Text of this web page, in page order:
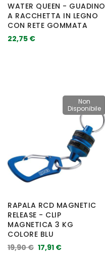
WATER QUEEN - GUADINO
A RACCHETTA IN LEGNO
CON RETE GOMMATA
22,75 €
Non
Disponibile
RAPALA RCD MAGNETIC
RELEASE - CLIP
MAGNETICA 3 KG
COLORE BLU
17,91 €
19,90 €